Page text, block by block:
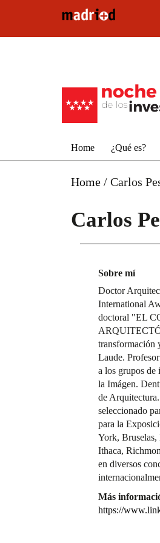
Home ¿Qué es?
Home / Carlos
Carlos
Sobre mí
Doctor
International
doctoral "EL
transformación
Laude.
a los grupos
la Imágen.
de
seleccionado
para la
York, Bruselas,
Ithaca,
en diversos
Más
https://